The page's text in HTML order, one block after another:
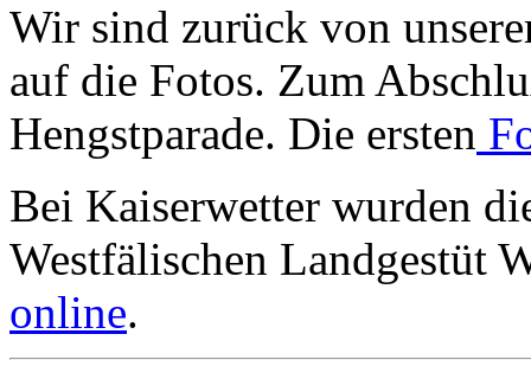
Wir sind zurück von
auf die Fotos. Zum
Hengstparade. Die ersten
Bei Kaiserwetter wurden
Westfälischen Landgestüt
online.